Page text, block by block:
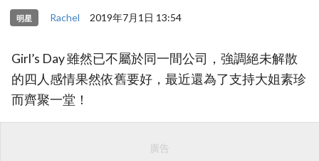
明星 Rachel 2019年7月1日 13:54
Girl’s Day 雖然已不屬於同一間公司，強調絕未解散
的四人感情果然依舊要好，最近還為了支持大姐素珍
而齊聚一堂！
廣告